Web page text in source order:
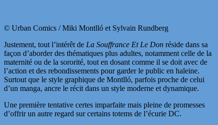
© Urban Comics / Miki Montlló et Sylvain Rundberg
Justement, tout l’intérêt de La Souffrance Et Le Don réside dans sa
façon d’aborder des thématiques plus adultes, notamment celle de la
maternité ou de la sororité, tout en dosant comme il se doit avec de
l’action et des rebondissements pour garder le public en haleine.
Surtout que le style graphique de Montlló, parfois proche de celui
d’un manga, ancre le récit dans un style moderne et dynamique.
Une première tentative certes imparfaite mais pleine de promesses
d’offrir un autre regard sur certains totems de l’écurie DC.